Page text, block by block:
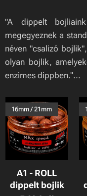
"A dippelt
megegyeznek a
néven "csalizó
olyan bojlik,
enzimes dippben."...
A1 - ROLL
dippelt bojlik
16mm / 21mm